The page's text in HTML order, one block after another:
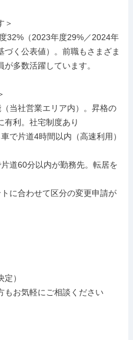
＞
32%（2023年度29%／2024年
づく公表値）。前職もさまざま
多数活躍しています。
当社営業エリア内）。昇格の
有利。社宅制度あり
で片道4時間以内（高速利用）
道60分以内が勤務先。転居を
に合わせて区分の変更申請が
）
お気軽にご相談ください